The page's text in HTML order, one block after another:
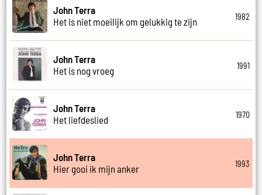
John Terra
Het is niet moeilijk om gelukkig te zijn
1982
John Terra
Het is nog vroeg
1991
John Terra
Het liefdeslied
1970
John Terra
Hier gooi ik mijn anker
1993